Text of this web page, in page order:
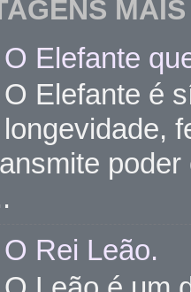
O Elefante
O Elefante é
longevidade,
O Rei Leão.